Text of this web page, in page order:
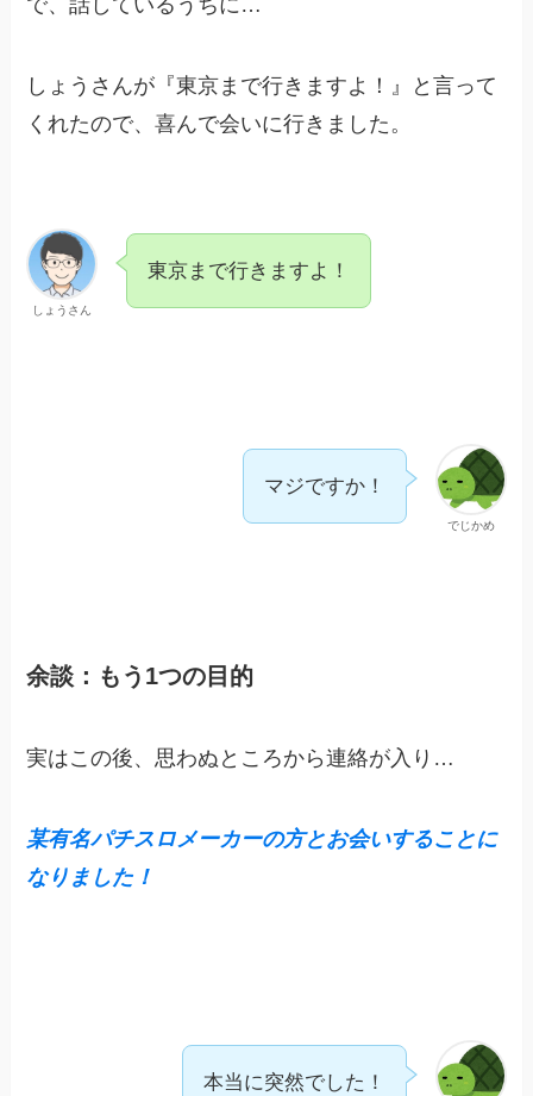
で、話しているうちに…
しょうさんが『東京まで行きますよ！』と言って
くれたので、喜んで会いに行きました。
しょうさん
東京まで行きますよ！
でじかめ
マジですか！
余談：もう1つの目的
実はこの後、思わぬところから連絡が入り…
某有名パチスロメーカーの方とお会いすることに
なりました！
本当に突然でした！